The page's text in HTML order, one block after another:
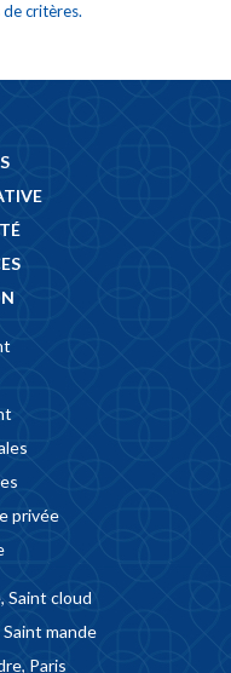
critères.
privée
Saint cloud
mande
Paris